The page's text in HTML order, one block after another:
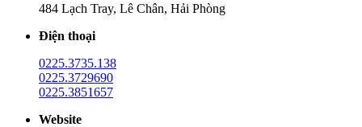
484 Lạch Tray, Lê Chân, Hải Phòng
Điện thoại
0225.3735.138
0225.3729690
0225.3851657
Website